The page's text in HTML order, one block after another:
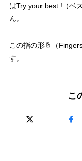
はTry your best !（ベ
ん。
この指の形🤞（
す。
こ